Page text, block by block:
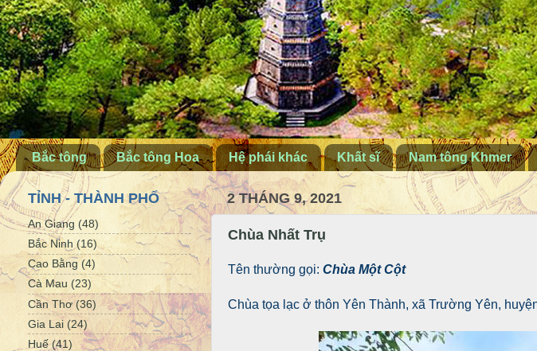
Bắc tông Bắc tông Hoa Hệ phái khác Khất sĩ Nam tông Khmer
2 THÁNG 9, 2021
Chùa Nhất Trụ
Tên thường gọi: Chùa Một Cột
Chùa tọa lạc ở thôn Yên Thành, xã Trường Yên,
TỈNH - THÀNH PHỐ
An Giang (48)
Bắc Ninh (16)
Cao Bằng (4)
Cà Mau (23)
Cần Thơ (36)
Gia Lai (24)
Huế (41)